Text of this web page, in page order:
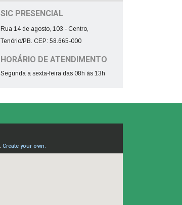
SIC PRESENCIAL
Rua 14 de agosto, 103 - Centro,
Tenório/PB. CEP: 58.665-000
HORÁRIO DE ATENDIMENTO
Segunda a sexta-feira das 08h às 13h